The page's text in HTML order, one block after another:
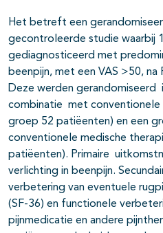
Het betreft een
gecontroleerde studie waarbij
gediagnosticeerd met
beenpijn, met een VAS >50,
Deze werden gerandomiseerd
combinatie met conventionele
groep 52 patiëenten) en een
conventionele medische
patiëenten). Primaire
verlichting in beenpijn.
verbetering van eventuele
(SF-36) en functionele
pijnmedicatie en andere